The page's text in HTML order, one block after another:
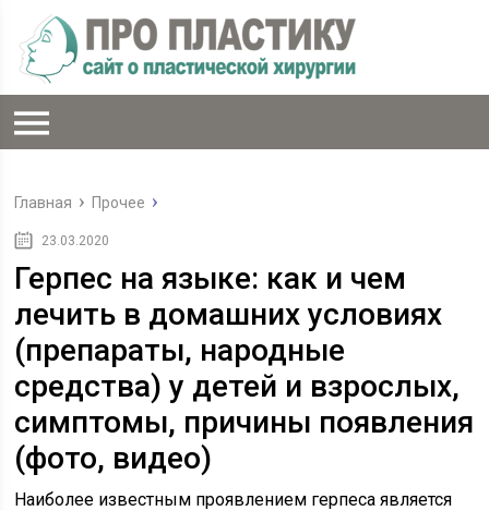
Главная Прочее
23.03.2020
Герпес на языке: как и чем
лечить в домашних условиях
(препараты, народные
средства) у детей и взрослых,
симптомы, причины появления
(фото, видео)
Наиболее известным проявлением герпеса является